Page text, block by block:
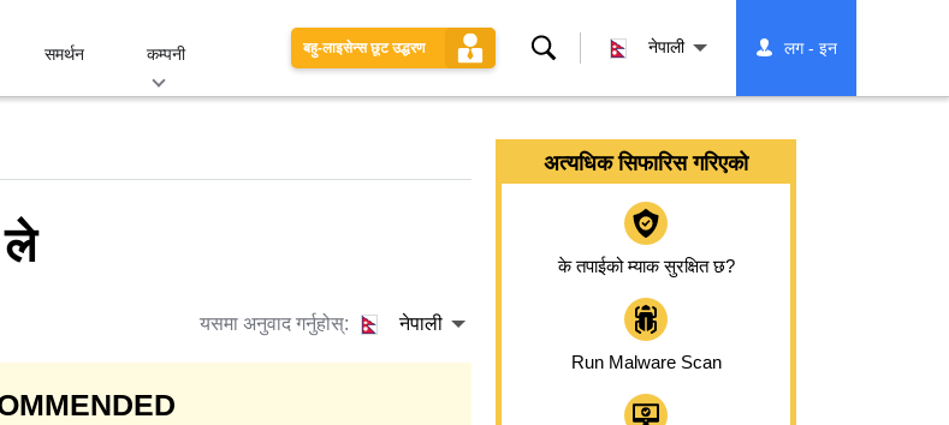
समर्थन कम्पनी बहु-लाइसेन्स छूट उद्धरण खोज्नुहोस् नेपाली लग - इन
यसमा अनुवाद गर्नुहोस्: नेपाली
अत्यधिक सिफारिस गरिएको
के तपाईको म्याक सुरक्षित छ?
Run Malware Scan